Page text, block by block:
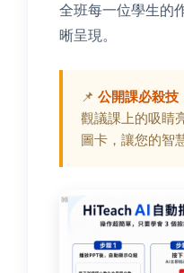
全班每一位學生的
晰呈現。
📌 公開課必殺技
觀議課上的吸睛
圖卡，讓您的智